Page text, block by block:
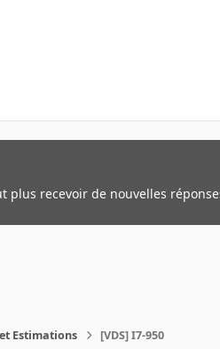
plus recevoir de nouvelles
Estimations [VDS] I7-950